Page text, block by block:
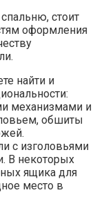
стоит
оформления
найти и
механизмами и
обшиты
с изголовьями
В некоторых
ящика для
место в